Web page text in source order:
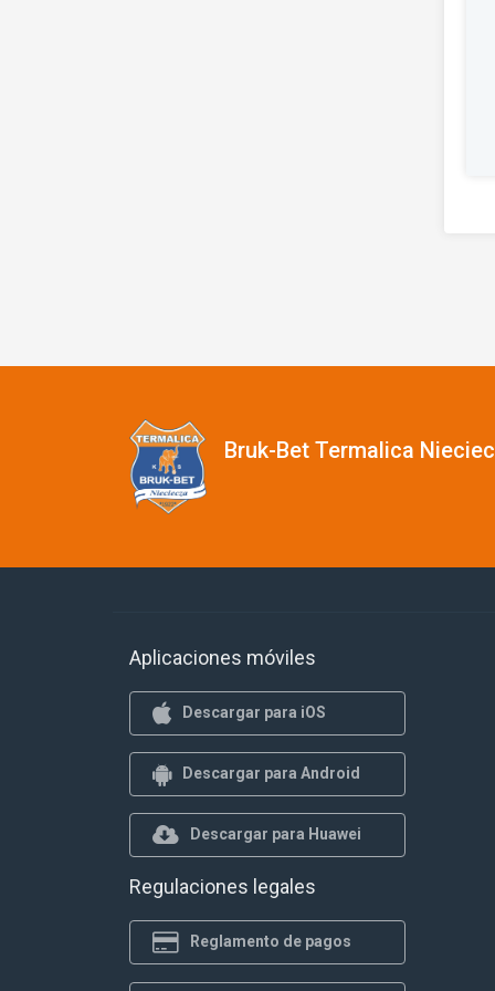
Bruk-Bet Termalica
Aplicaciones móviles
Descargar para iOS
Descargar para Android
Descargar para Huawei
Regulaciones legales
Reglamento de pagos